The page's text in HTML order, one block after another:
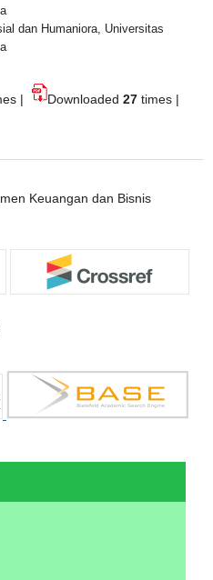
dan Humaniora, Universitas
| Downloaded27 times |
Keuangan dan Bisnis